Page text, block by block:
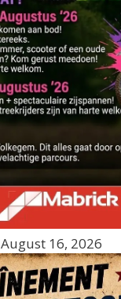
August 16, 2026